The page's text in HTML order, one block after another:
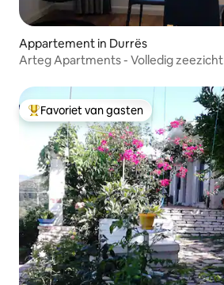
Appartement in Durrës
Arteg Apartments - Volledig zeezicht
Topfavoriet van gasten
Favoriet van gasten